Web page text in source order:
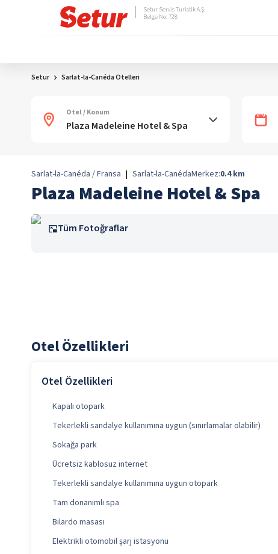
Setur Servis Turistik A.Ş.
Belge No: 728
Setur Sarlat-la-Canéda Otelleri
Otel / Konum
Sarlat-la-Canéda / Fransa | Sarlat-la-CanédaMerkez:0.4 km
Plaza Madeleine Hotel & Spa
Tüm Fotoğraflar
Otel Özellikleri
Otel Özellikleri
Kapalı otopark
Tekerlekli sandalye kullanımına uygun (sınırlamalar olabilir)
Sokağa park
Ücretsiz kablosuz internet
Tekerlekli sandalye kullanımına uygun otopark
Tam donanımlı spa
Bilardo masası
Elektrikli otomobil şarj istasyonu